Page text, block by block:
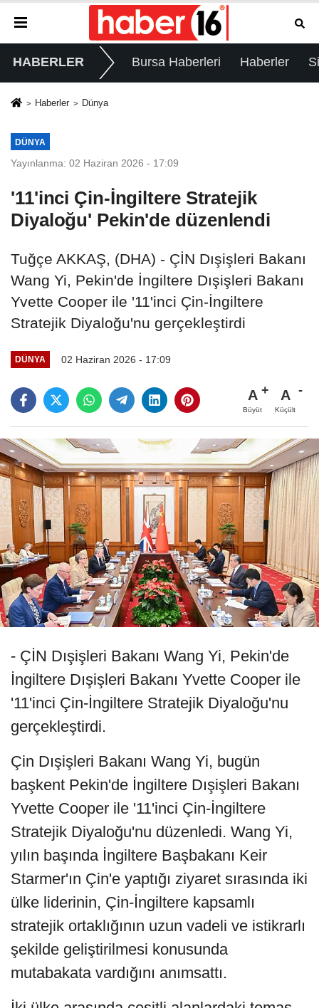
HABERLER Bursa Haberleri Haberler
Haberler Dünya
DÜNYA
Yayınlanma: 02 Haziran 2026 - 17:09
'11'inci Çin-İngiltere Stratejik
Diyaloğu' Pekin'de düzenlendi
Tuğçe AKKAŞ, (DHA) - ÇİN Dışişleri Bakanı
Wang Yi, Pekin'de İngiltere Dışişleri Bakanı
Yvette Cooper ile '11'inci Çin-İngiltere
Stratejik Diyaloğu'nu gerçekleştirdi
DÜNYA 02 Haziran 2026 - 17:09
A
Büyüt
A
Küçült
- ÇİN Dışişleri Bakanı Wang Yi, Pekin'de
İngiltere Dışişleri Bakanı Yvette Cooper ile
'11'inci Çin-İngiltere Stratejik Diyaloğu'nu
gerçekleştirdi.
Çin Dışişleri Bakanı Wang Yi, bugün
başkent Pekin'de İngiltere Dışişleri Bakanı
Yvette Cooper ile '11'inci Çin-İngiltere
Stratejik Diyaloğu'nu düzenledi. Wang Yi,
yılın başında İngiltere Başbakanı Keir
Starmer'ın Çin'e yaptığı ziyaret sırasında iki
ülke liderinin, Çin-İngiltere kapsamlı
stratejik ortaklığının uzun vadeli ve istikrarlı
şekilde geliştirilmesi konusunda
mutabakata vardığını anımsattı.